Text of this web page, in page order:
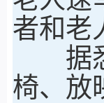
者和老
据悉
椅、放